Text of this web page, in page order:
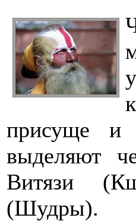
присуще и
выделяют
Витязи
(Шудры).